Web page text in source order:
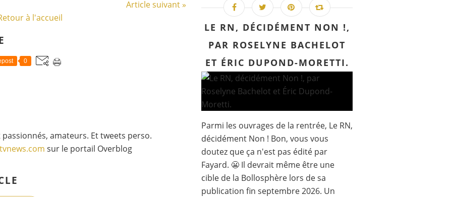
Article suivant »
à l'accueil
0
amateurs. Et tweets perso.
sur le portail Overblog
LE RN, DÉCIDÉMENT NON !,
PAR ROSELYNE BACHELOT
ET ÉRIC DUPOND-MORETTI.
Parmi les ouvrages de la rentrée, Le RN,
décidément Non ! Bon, vous vous
doutez que ça n'est pas édité par
Fayard. 😬 Il devrait même être une
cible de la Bollosphère lors de sa
publication fin septembre 2026. Un